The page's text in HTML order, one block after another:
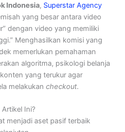
Indonesia, Superstar Agency
yang besar antara video
dengan video yang memiliki
Menghasilkan komisi yang
memerlukan pemahaman
algoritma, psikologi belanja
yang terukur agar
melakukan checkout.
Ini?
menjadi aset pasif terbaik